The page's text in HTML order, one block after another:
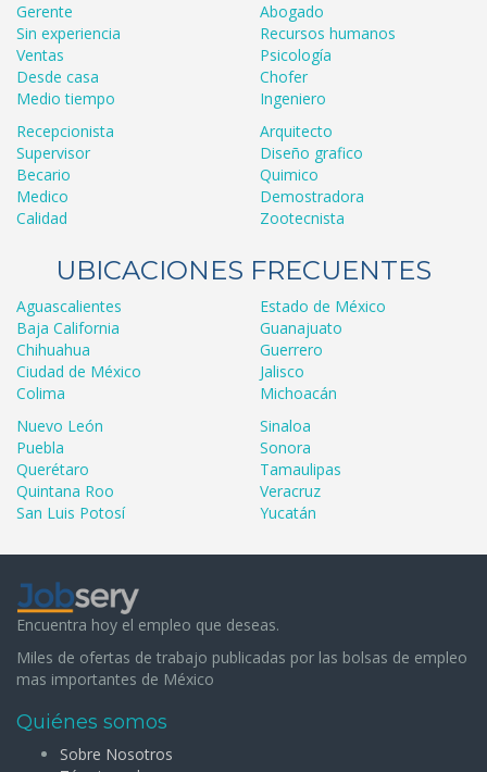
Gerente
Sin experiencia
Ventas
Desde casa
Medio tiempo
Abogado
Recursos humanos
Psicología
Chofer
Ingeniero
Recepcionista
Supervisor
Becario
Medico
Calidad
Arquitecto
Diseño grafico
Quimico
Demostradora
Zootecnista
UBICACIONES FRECUENTES
Aguascalientes
Baja California
Chihuahua
Ciudad de México
Colima
Estado de México
Guanajuato
Guerrero
Jalisco
Michoacán
Nuevo León
Puebla
Querétaro
Quintana Roo
San Luis Potosí
Sinaloa
Sonora
Tamaulipas
Veracruz
Yucatán
Encuentra hoy el empleo que deseas.
Miles de ofertas de trabajo publicadas por las bolsas de empleo
mas importantes de México
Quiénes somos
Sobre Nosotros